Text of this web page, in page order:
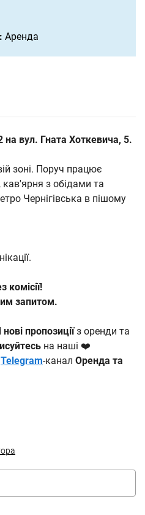
Аренда
вул. Гната Хоткевича, 5.
зоні. Поруч працює
з обідами та
Чернігівська в пішому
комісії!
запитом.
нові пропозиціїз оренди та
на наші ❤️
Telegram-канал Оренда та